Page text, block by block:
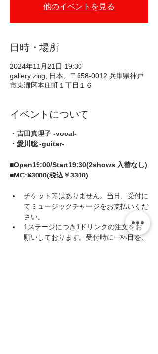
他のイベントを見る
日時・場所
2024年11月21日 19:30
gallery zing, 日本、〒658-0012 兵庫県神戸
市東灘区本庄町１丁目１６
イベントについて
・吉田真理子 -vocal-
・愛川聡 -guitar-
■Open19:00/Start19:30(2shows 入替なし)
■MC:¥3000(税込￥3300)
チケット等はありません。当日、受付に
てミュージックチャージをお支払いくだ
さい。
1ステージにつき1ドリンクの注文をお
願いしております。受付時に一杯目を、